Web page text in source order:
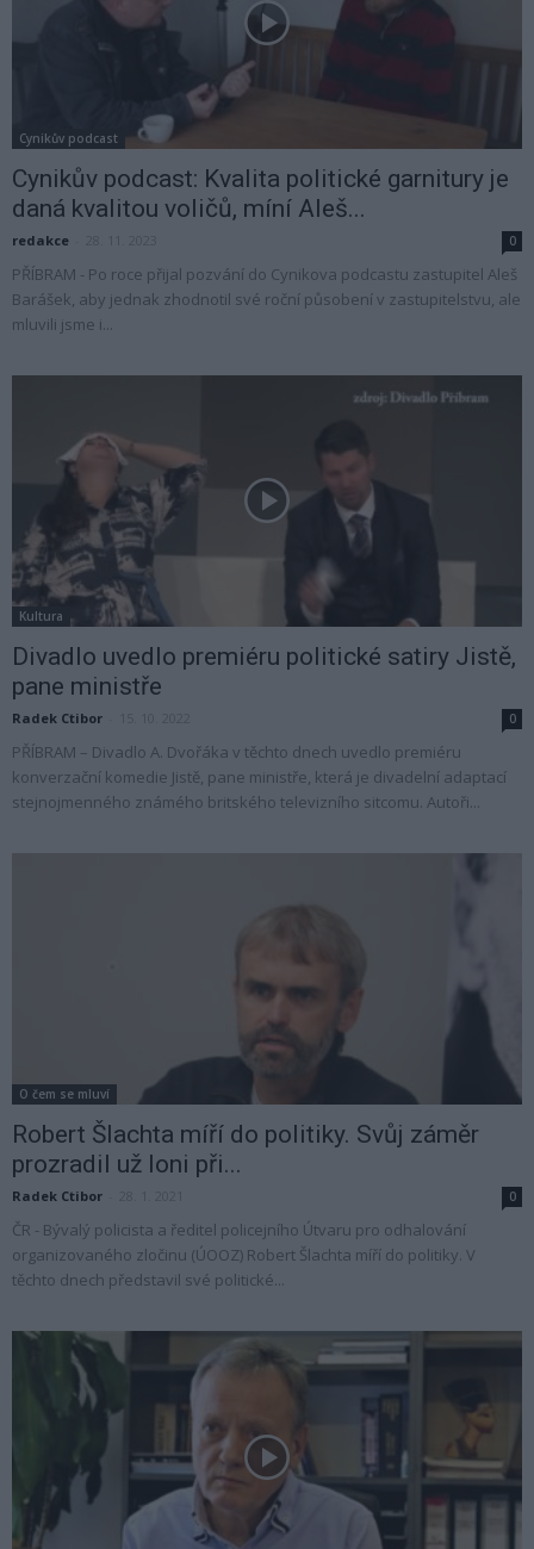
Cynikův podcast
Cynikův podcast: Kvalita politické garnitury je
daná kvalitou voličů, míní Aleš...
redakce 0
PŘÍBRAM - Po roce přijal pozvání do Cynikova podcastu zastupitel Aleš
Barášek, aby jednak zhodnotil své roční působení v zastupitelstvu, ale
mluvili jsme i...
Kultura
Divadlo uvedlo premiéru politické satiry Jistě,
pane ministře
Radek Ctibor 0
PŘÍBRAM – Divadlo A. Dvořáka v těchto dnech uvedlo premiéru
konverzační komedie Jistě, pane ministře, která je divadelní adaptací
stejnojmenného známého britského televizního sitcomu. Autoři...
O čem se mluví
Robert Šlachta míří do politiky. Svůj záměr
prozradil už loni při...
Radek Ctibor 0
ČR - Bývalý policista a ředitel policejního Útvaru pro odhalování
organizovaného zločinu (ÚOOZ) Robert Šlachta míří do politiky. V
těchto dnech představil své politické...